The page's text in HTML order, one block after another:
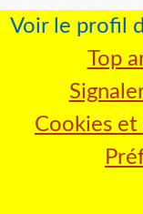
Voir le profil
Top
Cookies et